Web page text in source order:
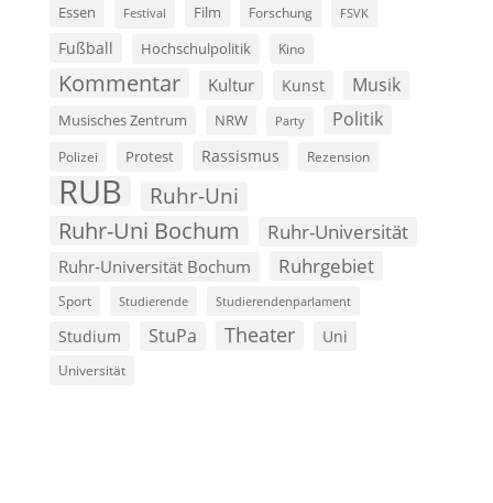
Essen Festival Film Forschung FSVK
Fußball Hochschulpolitik Kino
Kommentar Kultur Kunst Musik
Musisches Zentrum NRW Party Politik
Polizei Protest Rassismus Rezension
RUB Ruhr-Uni
Ruhr-Uni Bochum Ruhr-Universität
Ruhr-Universität Bochum Ruhrgebiet
Sport Studierende Studierendenparlament
Studium StuPa Theater Uni
Universität